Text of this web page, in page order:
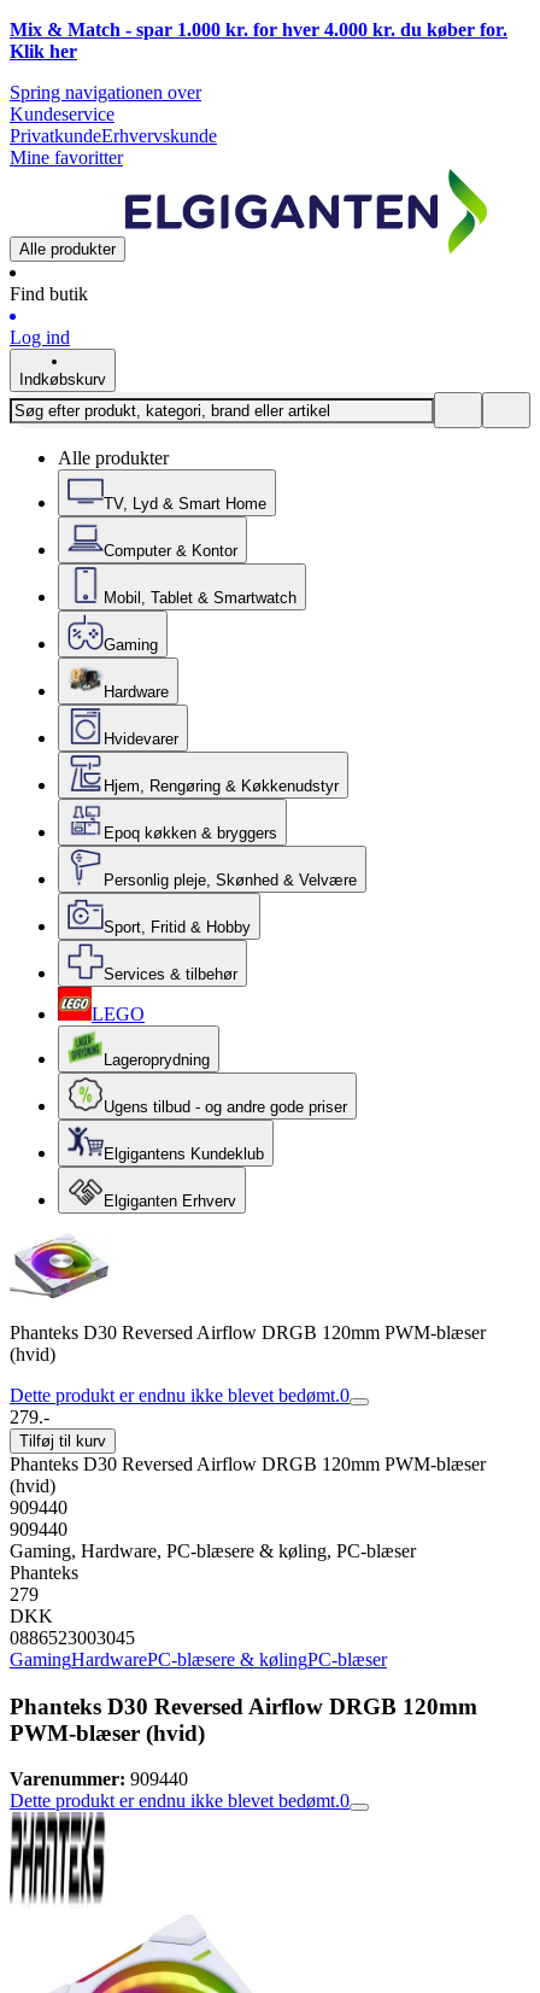
Mix & Match - spar 1.000 kr. for hver 4.000 kr. du køber for.
Klik her
Spring navigationen over
Kundeservice
PrivatkundeErhvervskunde
Mine favoritter
Alle produkter
Find butik
Log ind
Indkøbskurv
Alle produkter
TV, Lyd & Smart Home
Computer & Kontor
Mobil, Tablet & Smartwatch
Gaming
Hardware
Hvidevarer
Hjem, Rengøring & Køkkenudstyr
Epoq køkken & bryggers
Personlig pleje, Skønhed & Velvære
Sport, Fritid & Hobby
Services & tilbehør
LEGO
Lageroprydning
Ugens tilbud - og andre gode priser
Elgigantens Kundeklub
Elgiganten Erhverv
Phanteks D30 Reversed Airflow DRGB 120mm PWM-blæser
(hvid)
Dette produkt er endnu ikke blevet bedømt.0
279.-
Tilføj til kurv
Phanteks D30 Reversed Airflow DRGB 120mm PWM-blæser
(hvid)
909440
909440
Gaming, Hardware, PC-blæsere & køling, PC-blæser
Phanteks
279
DKK
0886523003045
GamingHardwarePC-blæsere & kølingPC-blæser
Phanteks D30 Reversed Airflow DRGB 120mm
PWM-blæser (hvid)
Varenummer: 909440
Dette produkt er endnu ikke blevet bedømt.0